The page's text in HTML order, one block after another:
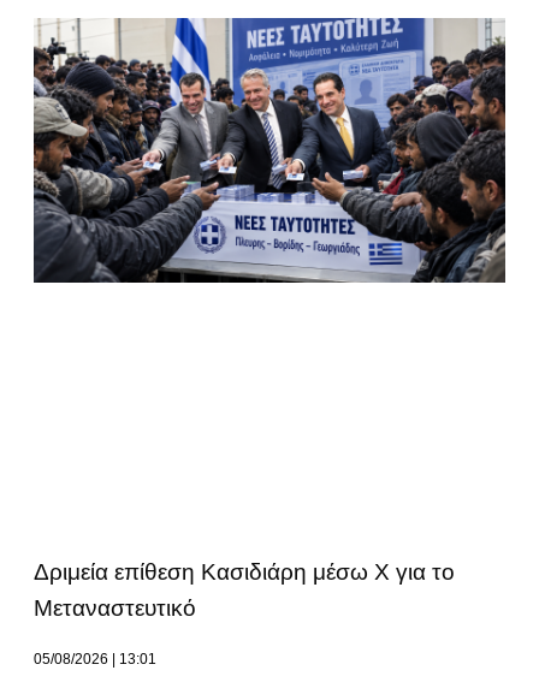
Δριμεία επίθεση Κασιδιάρη μέσω Χ για το
Μεταναστευτικό
05/08/2026 13:01